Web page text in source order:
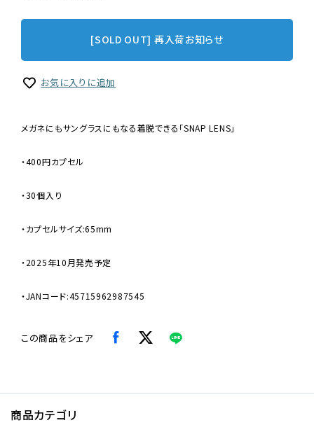
[SOLD OUT] 再入荷お知らせ
お気に入りに追加
メガネにもサングラスにもなる着脱できる「SNAP LENS」
・400円カプセル
・30個入り
・カプセルサイズ:65mm
・2025年10月発売予定
・JANコード:45715962987545
この商品をシェア
商品カテゴリ